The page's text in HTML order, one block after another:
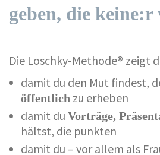
geben, die keine:r
Die Loschky-Methode® zeigt
damit du den Mut findest,
öffentlich zu erheben
damit du Vorträge,
hältst, die punkten
damit du – vor allem als